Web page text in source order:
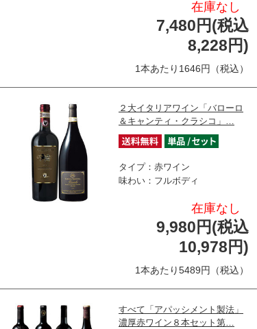
在庫なし
7,480円(税込
8,228円)
1本あたり1646円（税込）
２大イタリアワイン「バローロ
＆キャンティ・クラシコ」…
タイプ：赤ワイン
味わい：フルボディ
在庫なし
9,980円(税込
10,978円)
1本あたり5489円（税込）
すべて「アパッシメント製法」
濃厚赤ワイン８本セット第…